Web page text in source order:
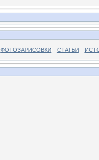
ФОТОЗАРИСОВКИ СТАТЬИ